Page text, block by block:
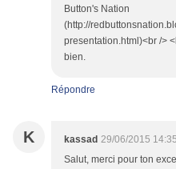
Button's Nation
(http://
presentation.html)<br />
bien.
Répondre
K kassad 29/06/2015 14:35
Salut, merci pour ton